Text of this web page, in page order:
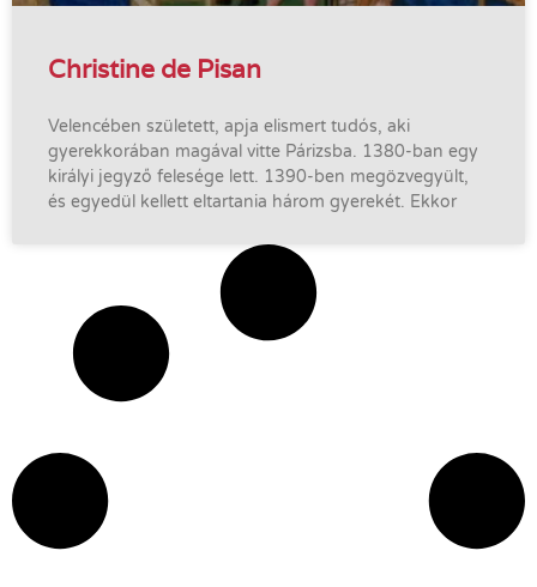
Christine de Pisan
Velencében született, apja elismert tudós, aki
gyerekkorában magával vitte Párizsba. 1380-ban egy
királyi jegyző felesége lett. 1390-ben megözvegyült,
és egyedül kellett eltartania három gyerekét. Ekkor